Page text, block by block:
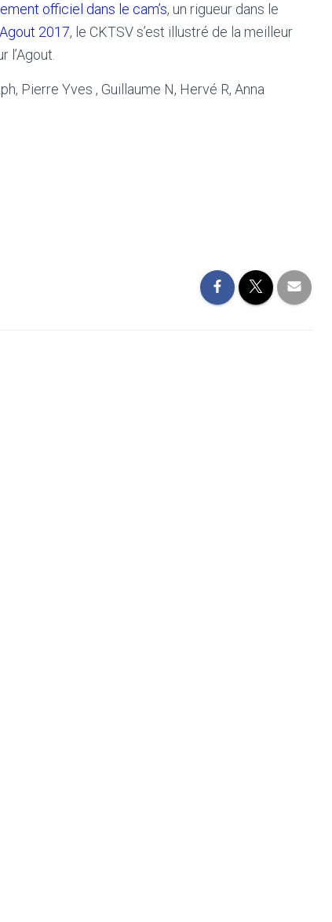
officiel dans le cam’s, un rigueur dans le
2017, le CKTSV s’est illustré de la meilleur
Pierre Yves , Guillaume N, Hervé R, Anna